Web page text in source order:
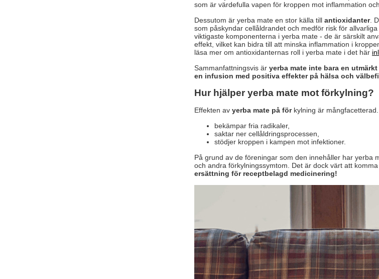
som är värdefulla vapen för kroppen mot inflammation
Dessutom är yerba mate en stor källa till antioxidanter.
som påskyndar cellåldrandet och medför risk för
viktigaste komponenterna i yerba mate - de är särskilt
effekt, vilket kan bidra till att minska inflammation i
läsa mer om antioxidanternas roll i yerba mate i det här
Sammanfattningsvis är yerba mate inte bara en
en infusion med positiva effekter på hälsa och
Hur hjälper yerba mate mot förkylning?
Effekten av yerba mate på förkylning är
bekämpar fria radikaler,
saktar ner cellåldringsprocessen,
stödjer kroppen i kampen mot infektioner.
På grund av de föreningar som den innehåller har yerba
och andra förkylningssymtom. Det är dock värt att
ersättning för receptbelagd medicinering!